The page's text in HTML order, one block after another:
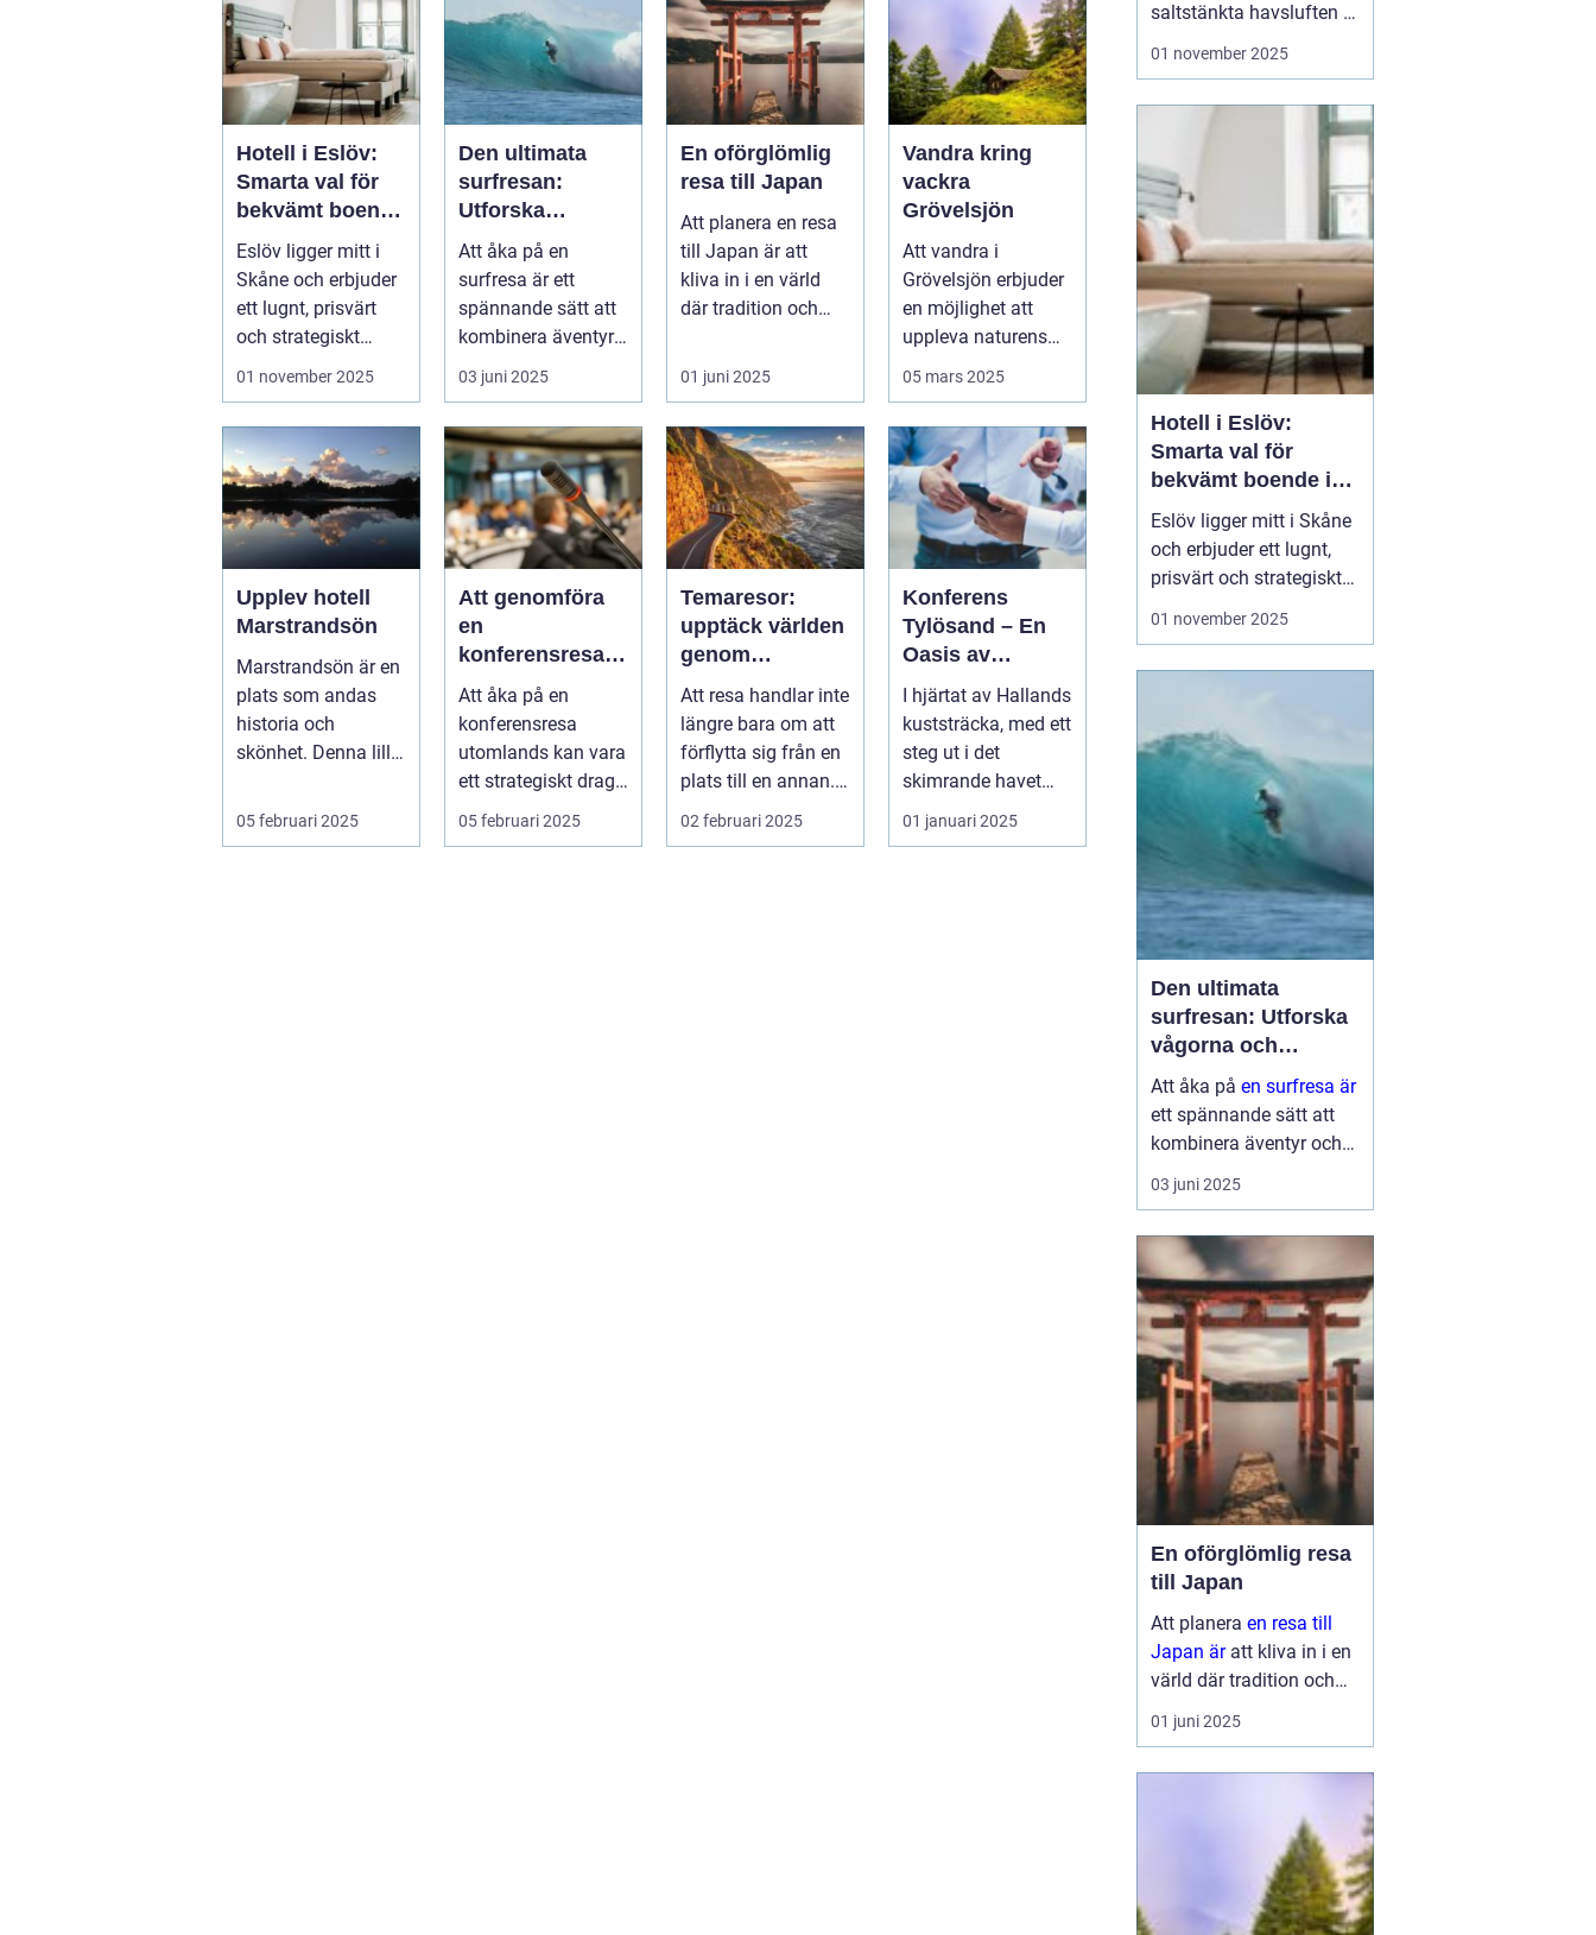
Hotell i Eslöv:
Smarta val för
bekvämt boende
i hjärtat av
Skåne
Eslöv ligger mitt i
Skåne och erbjuder
ett lugnt, prisvärt
och strategiskt
boendealt...
01 november 2025
Den ultimata
surfresan:
Utforska
vågorna och
upptäck
äventyret
Att åka på en
surfresa är ett
spännande sätt att
kombinera äventyr
o...
03 juni 2025
En oförglömlig
resa till Japan
Att planera en resa
till Japan är att
kliva in i en värld
där tradition och
01 juni 2025
Vandra kring
vackra
Grövelsjön
Att vandra i
Grövelsjön erbjuder
en möjlighet att
uppleva naturens
05 mars 2025
Upplev hotell
Marstrandsön
Marstrandsön är en
plats som andas
historia och
skönhet. Denna lilla
05 februari 2025
Att genomföra
en
konferensresa
utomlands: En
möjlighet för
tillväxt och
samarbete
Att åka på en
konferensresa
utomlands kan vara
ett strategiskt drag
för företa...
05 februari 2025
Temaresor:
upptäck världen
genom
tematiska
upplevelser
Att resa handlar inte
längre bara om att
förflytta sig från en
plats till en annan.
02 februari 2025
Konferens
Tylösand – En
Oasis av
Möjligheter
I hjärtat av Hallands
kuststräcka, med ett
steg ut i det
skimrande havet
och den mjuka
san...
01 januari 2025
saltstänkta havsluften är
en längtan många
surfcamp som ett
perfekt alternati...
01 november 2025
Hotell i Eslöv:
Smarta val för
bekvämt boende i
hjärtat av Skåne
Eslöv ligger mitt i Skåne
och erbjuder ett lugnt,
prisvärt och strategiskt
boendealternativ för
parkering ...
01 november 2025
Den ultimata
surfresan: Utforska
vågorna och
upptäck äventyret
Att åka på en surfresa är
ett spännande sätt att
kombinera äventyr och
avkoppling. Det ger
möjlighet att uppleva
samtidigt som man
utvecklar en ny f&au...
03 juni 2025
En oförglömlig resa
till Japan
Att planera en resa till
Japan äratt kliva in i en
värld där tradition och
modernitet möts. Detta
fascinerande land
01 juni 2025